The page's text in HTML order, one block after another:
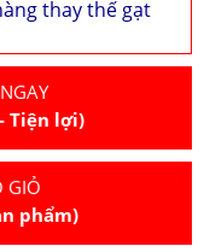
thay thế gạt
Tiện lợi)
GIỎ
phẩm)